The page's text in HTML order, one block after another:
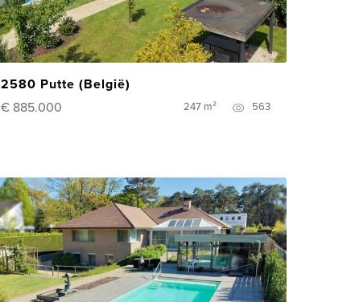
2580 Putte (België)
€ 885.000
247 m² 563